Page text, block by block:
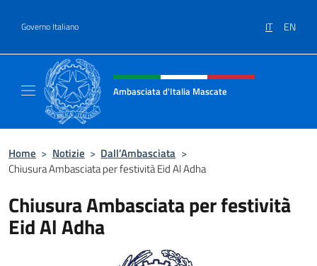
Governo Italiano IT EN
Intestazione sito, social e menù
Ambasciata d'Italia Mascate
Home > Notizie > Dall’Ambasciata >
Chiusura Ambasciata per festività Eid Al Adha
Chiusura Ambasciata per festività
Eid Al Adha